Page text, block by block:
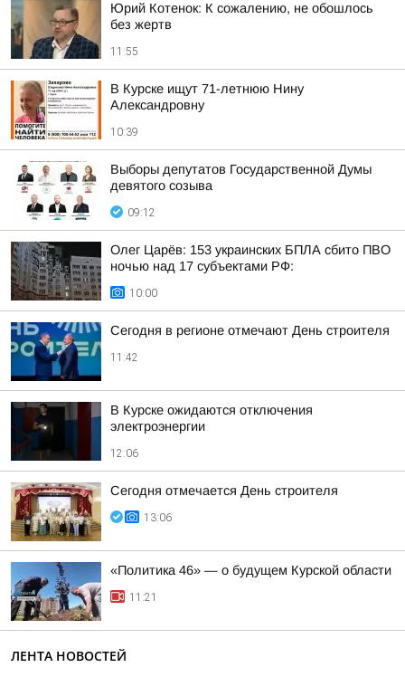
Юрий Котенок: К сожалению, не обошлось
без жертв
11:55
В Курске ищут 71-летнюю Нину
Александровну
10:39
Выборы депутатов Государственной Думы
девятого созыва
09:12
Олег Царёв: 153 украинских БПЛА сбито ПВО
ночью над 17 субъектами РФ:
10:00
Сегодня в регионе отмечают День строителя
11:42
В Курске ожидаются отключения
электроэнергии
12:06
Сегодня отмечается День строителя
13:06
«Политика 46» — о будущем Курской области
11:21
ЛЕНТА НОВОСТЕЙ